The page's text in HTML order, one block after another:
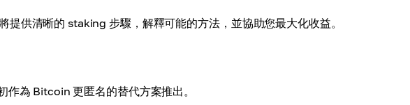
供清晰的 staking 步驟，解釋可能的方法，並協助您最大化收益。
為 Bitcoin 更匿名的替代方案推出。